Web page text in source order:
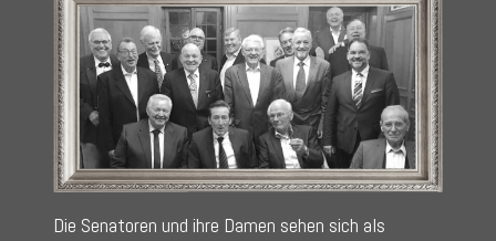
Die Senatoren und ihre Damen sehen sich als